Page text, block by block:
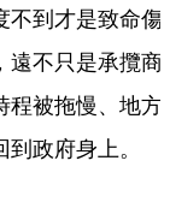
不到才是致命傷
遠不只是承攬商
程被拖慢、地方
政府身上。